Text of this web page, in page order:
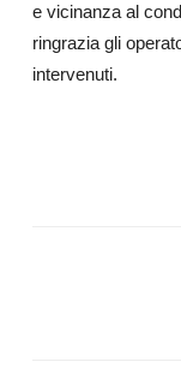
e vicinanza al
ringrazia gli
intervenuti.